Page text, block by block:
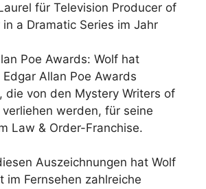
für Television Producer of
in a Dramatic Series im Jahr
Poe Awards: Wolf hat
Edgar Allan Poe Awards
die von den Mystery Writers of
verliehen werden, für seine
Law & Order-Franchise.
Auszeichnungen hat Wolf
im Fernsehen zahlreiche